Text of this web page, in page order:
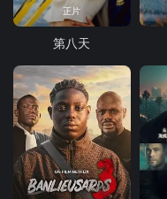
正片
第八天